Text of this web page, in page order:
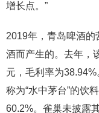
增长点。”
2019年，青岛啤酒
酒而产生的。去年，
元，毛利率为
称为“水中茅台”的饮
60.2%。雀巢未披露